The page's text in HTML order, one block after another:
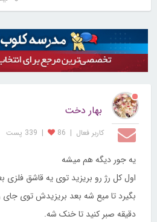
بهار دخت
کاربر فعال |
86
| 339 پست
یه جور دیگه هم میشه
اول کل رژ رو بریزید توی یه قاشق
دقیقه صبر کنید تا خنک شه.